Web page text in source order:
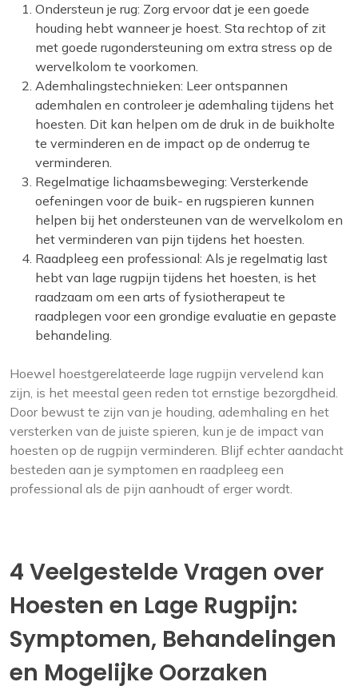
Ondersteun je rug: Zorg ervoor dat je een goede
houding hebt wanneer je hoest. Sta rechtop of zit
met goede rugondersteuning om extra stress op de
wervelkolom te voorkomen.
Ademhalingstechnieken: Leer ontspannen
ademhalen en controleer je ademhaling tijdens het
hoesten. Dit kan helpen om de druk in de buikholte
te verminderen en de impact op de onderrug te
verminderen.
Regelmatige lichaamsbeweging: Versterkende
oefeningen voor de buik- en rugspieren kunnen
helpen bij het ondersteunen van de wervelkolom en
het verminderen van pijn tijdens het hoesten.
Raadpleeg een professional: Als je regelmatig last
hebt van lage rugpijn tijdens het hoesten, is het
raadzaam om een arts of fysiotherapeut te
raadplegen voor een grondige evaluatie en gepaste
behandeling.
Hoewel hoestgerelateerde lage rugpijn vervelend kan
zijn, is het meestal geen reden tot ernstige bezorgdheid.
Door bewust te zijn van je houding, ademhaling en het
versterken van de juiste spieren, kun je de impact van
hoesten op de rugpijn verminderen. Blijf echter aandacht
besteden aan je symptomen en raadpleeg een
professional als de pijn aanhoudt of erger wordt.
4 Veelgestelde Vragen over
Hoesten en Lage Rugpijn:
Symptomen, Behandelingen
en Mogelijke Oorzaken